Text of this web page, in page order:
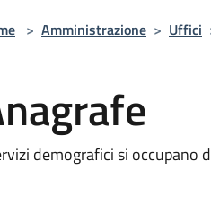
> Amministrazione > Uffici
demografici si occupano